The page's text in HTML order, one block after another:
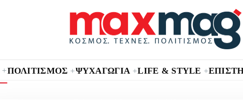
+ΠΟΛΙΤΙΣΜΟΣ +ΨΥΧΑΓΩΓΙΑ +LIFE & STYLE +